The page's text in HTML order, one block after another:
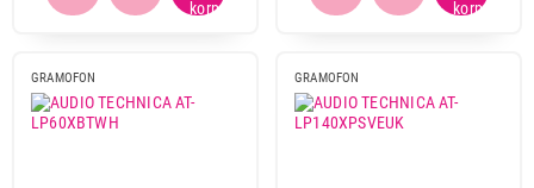
GRAMOFON GRAMOFON